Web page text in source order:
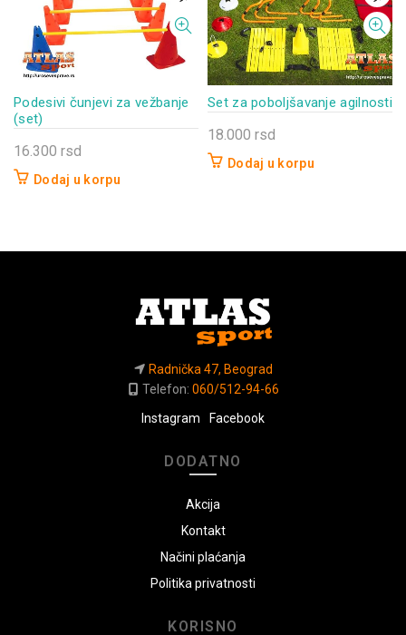
Podesivi čunjevi za vežbanje
(set)
16.300 rsd
Dodaj u korpu
Set za poboljšavanje agilnosti
18.000 rsd
Dodaj u korpu
Radnička 47, Beograd
Telefon: 060/512-94-66
Instagram
Facebook
DODATNO
Akcija
Kontakt
Načini plaćanja
Politika privatnosti
KORISNO